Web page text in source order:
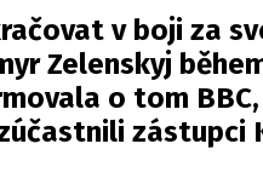
v boji za
Zelenskyj
o tom BBC
zástupci